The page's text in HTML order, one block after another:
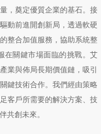
，奠定優質企業的基石。接
動前進開創新局，透過軟硬
整合加值服務，協助系統整
在關鍵市場面臨的挑戰。艾
業與佈局長期價值鏈，吸引
鍵技術合作。我們經由策略
客戶所需要的解決方案、技
共創未來。